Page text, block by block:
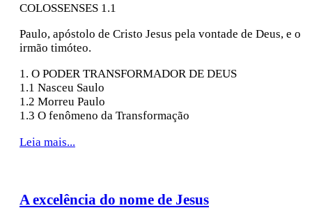
COLOSSENSES 1.1
Paulo, apóstolo de Cristo Jesus pela vontade de Deus, e o
irmão timóteo.
1. O PODER TRANSFORMADOR DE DEUS
1.1 Nasceu Saulo
1.2 Morreu Paulo
1.3 O fenômeno da Transformação
Leia mais...
A excelência do nome de Jesus